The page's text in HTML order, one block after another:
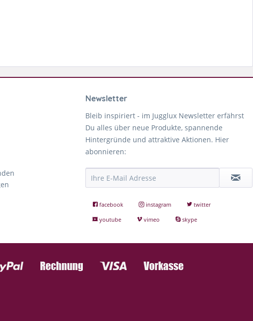
Newsletter
Bleib inspiriert - im Jugglux Newsletter erfährst
Du alles über neue Produkte, spannende
Hintergründe und attraktive Aktionen. Hier
abonnieren:
facebook instagram
twitter
youtube
vimeo skype